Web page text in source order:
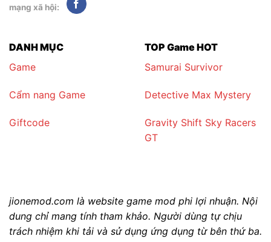
mạng xã hội:
DANH MỤC
Game
Cẩm nang Game
Giftcode
TOP Game HOT
Samurai Survivor
Detective Max Mystery
Gravity Shift Sky Racers
GT
jionemod.com là website game mod phi lợi nhuận. Nội
dung chỉ mang tính tham khảo. Người dùng tự chịu
trách nhiệm khi tải và sử dụng ứng dụng từ bên thứ ba.